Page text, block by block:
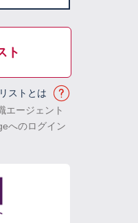
ト
ストとは
エージェント
へのログイン